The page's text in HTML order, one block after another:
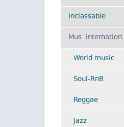
Inclassable
Mus. internation.
World music
Soul-RnB
Reggae
Jazz